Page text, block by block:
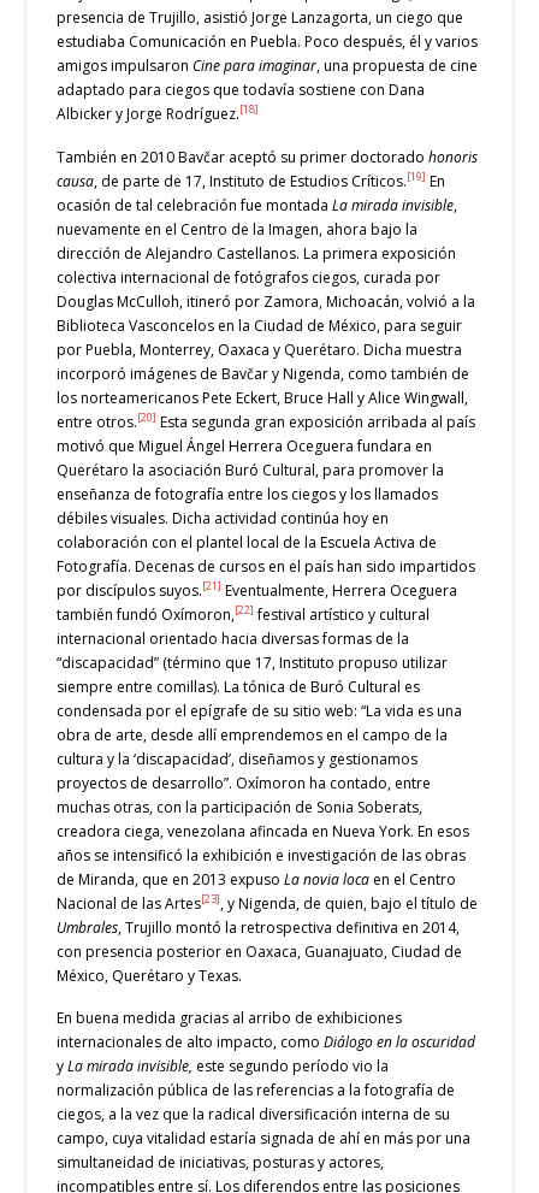
presencia de Trujillo, asistió Jorge Lanzagorta, un ciego que
estudiaba Comunicación en Puebla. Poco después, él y varios
amigos impulsaronCine para imaginar, una propuesta de cine
adaptado para ciegos que todavía sostiene con Dana
Albicker y Jorge Rodríguez.[18]
También en 2010 Bavčar aceptó su primer doctorado honoris
causa, de parte de 17, Instituto de Estudios Críticos.[19] En
ocasión de tal celebración fue montadaLa mirada invisible,
nuevamente en el Centro de la Imagen, ahora bajo la
dirección de Alejandro Castellanos. La primera exposición
colectiva internacional de fotógrafos ciegos, curada por
Douglas McCulloh, itineró por Zamora, Michoacán, volvió a la
Biblioteca Vasconcelos en la Ciudad de México, para seguir
por Puebla, Monterrey, Oaxaca y Querétaro. Dicha muestra
incorporó imágenes de Bavčar y Nigenda, como también de
los norteamericanos Pete Eckert, Bruce Hall y Alice Wingwall,
entre otros.[20] Esta segunda gran exposición arribada al país
motivó que Miguel Ángel Herrera Oceguera fundara en
Querétaro la asociación Buró Cultural, para promover la
enseñanza de fotografía entre los ciegos y los llamados
débiles visuales. Dicha actividad continúa hoy en
colaboración con el plantel local de la Escuela Activa de
Fotografía. Decenas de cursos en el país han sido impartidos
por discípulos suyos.[21] Eventualmente, Herrera Oceguera
también fundó Oxímoron,[22] festival artístico y cultural
internacional orientado hacia diversas formas de la
“discapacidad” (término que 17, Instituto propuso utilizar
siempre entre comillas). La tónica de Buró Cultural es
condensada por el epígrafe de su sitio web: “La vida es una
obra de arte, desde allí emprendemos en el campo de la
cultura y la ‘discapacidad’, diseñamos y gestionamos
proyectos de desarrollo”. Oxímoron ha contado, entre
muchas otras, con la participación de Sonia Soberats,
creadora ciega, venezolana afincada en Nueva York. En esos
años se intensificó la exhibición e investigación de las obras
de Miranda, que en 2013 expusoLa novia loca en el Centro
Nacional de las Artes[23], y Nigenda, de quien, bajo el título de
Umbrales, Trujillo montó la retrospectiva definitiva en 2014,
con presencia posterior en Oaxaca, Guanajuato, Ciudad de
México, Querétaro y Texas.
En buena medida gracias al arribo de exhibiciones
internacionales de alto impacto, comoDiálogo en la oscuridad
yLa mirada invisible, este segundo período vio la
normalización pública de las referencias a la fotografía de
ciegos, a la vez que la radical diversificación interna de su
campo, cuya vitalidad estaría signada de ahí en más por una
simultaneidad de iniciativas, posturas y actores,
incompatibles entre sí. Los diferendos entre las posiciones